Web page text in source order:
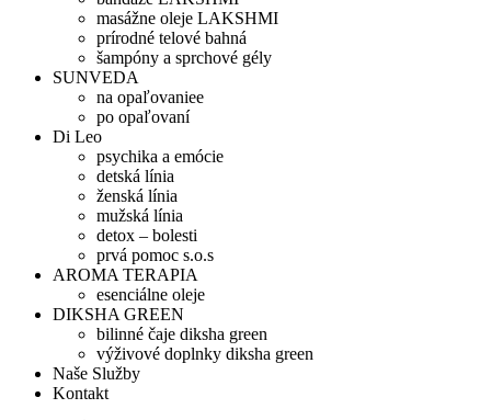
masážne oleje LAKSHMI
prírodné telové bahná
šampóny a sprchové gély
SUNVEDA
na opaľovaniee
po opaľovaní
Di Leo
psychika a emócie
detská línia
ženská línia
mužská línia
detox – bolesti
prvá pomoc s.o.s
AROMA TERAPIA
esenciálne oleje
DIKSHA GREEN
bilinné čaje diksha green
výživové doplnky diksha green
Naše Služby
Kontakt